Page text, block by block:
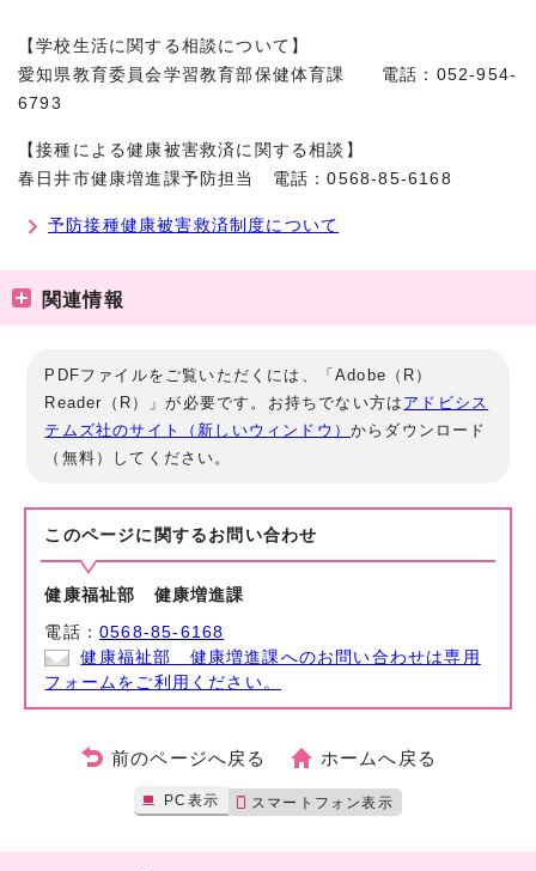
【学校生活に関する相談について】
愛知県教育委員会学習教育部保健体育課 電話：052-954-
6793
【接種による健康被害救済に関する相談】
春日井市健康増進課予防担当 電話：0568-85-6168
予防接種健康被害救済制度について
関連情報
PDFファイルをご覧いただくには、「Adobe（R）
Reader（R）」が必要です。お持ちでない方は アドビシス
テムズ社のサイト（新しいウィンドウ）からダウンロード
（無料）してください。
このページに関する お問い合わせ
健康福祉部 健康増進課
電話：0568-85-6168
健康福祉部 健康増進課へのお問い合わせは専用
フォームをご利用ください。
前のページへ戻る ホームへ戻る
PC表示 スマートフォン表示